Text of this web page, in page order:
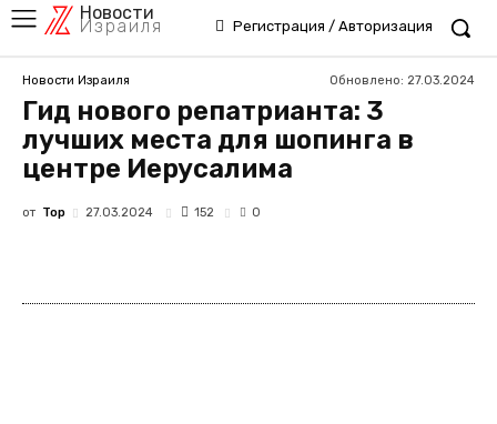
Новости
Израиля Регистрация / Авторизация
Новости Израиля Обновлено: 27.03.2024
Гид нового репатрианта: 3
лучших места для шопинга в
центре Иерусалима
от Top 27.03.2024 152 0